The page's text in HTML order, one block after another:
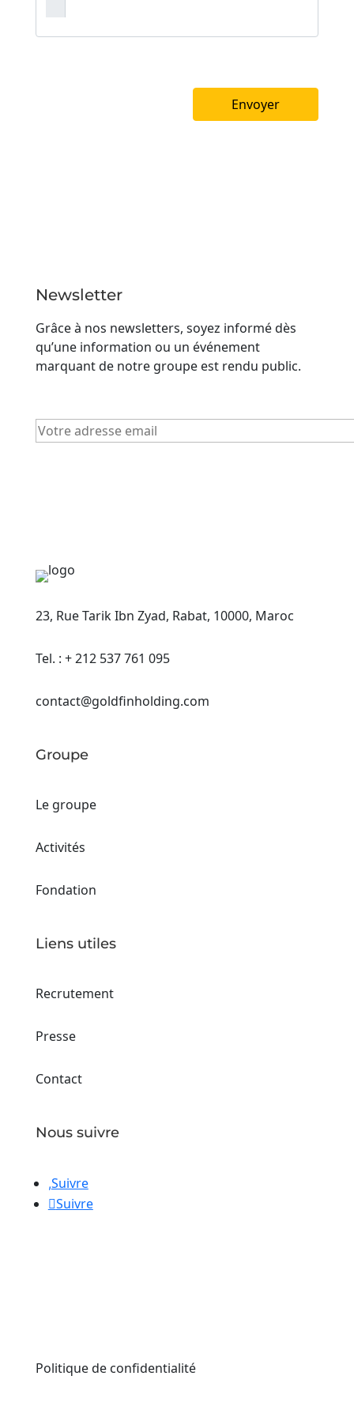
Newsletter
Grâce à nos newsletters, soyez informé dès
qu’une information ou un événement
marquant de notre groupe est rendu public.
23, Rue Tarik Ibn Zyad, Rabat, 10000, Maroc
Tel. : + 212 537 761 095
contact@goldfinholding.com
Groupe
Le groupe
Activités
Fondation
Liens utiles
Recrutement
Presse
Contact
Nous suivre
Suivre
Suivre
Politique de confidentialité